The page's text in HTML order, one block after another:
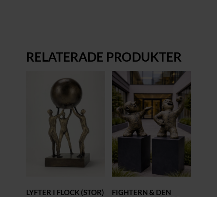
RELATERADE PRODUKTER
LYFTER I FLOCK (STOR)
FIGHTERN & DEN